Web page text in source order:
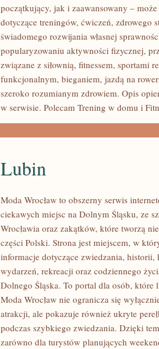
początkujący, jak i zaawansowany –
dotyczące treningów, ćwiczeń, zdrowego
świadomego rozwijania własnej
popularyzowaniu aktywności fizycznej,
związane z siłownią, fitnessem, sportami
funkcjonalnym, bieganiem, jazdą na
szeroko rozumianym zdrowiem. Opis
w serwisie. Polecam Trening w domu i
Lubin
Moda Wrocław to obszerny serwis
ciekawych miejsc na Dolnym Śląsku, ze
Wrocławia oraz zakątków, które tworzą
części Polski. Strona jest miejscem, w
informacje dotyczące zwiedzania,
wydarzeń, rekreacji oraz codziennego
Dolnego Śląska. To portal dla osób,
Moda Wrocław nie ogranicza się
atrakcji, ale pokazuje również ukryte
podczas szybkiego zwiedzania. Dzięki
zarówno dla turystów planujących